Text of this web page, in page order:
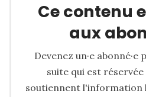
Ce contenu
aux
Devenez un·e abonné·e
suite qui est réservée
soutiennent l'information